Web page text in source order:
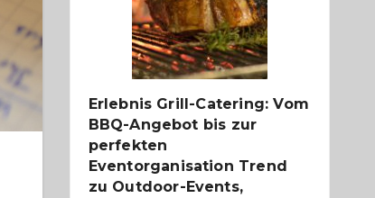
neue
Reiseziele
zu
entdecken
Erlebnis Grill-Catering: Vom
BBQ-Angebot bis zur
perfekten
Eventorganisation Trend
zu Outdoor-Events,